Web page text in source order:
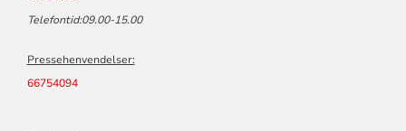
Telefontid:09.00-15.00
Pressehenvendelser:
66754094